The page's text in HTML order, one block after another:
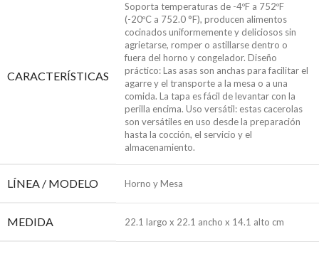
CARACTERÍSTICAS
Soporta temperaturas de -4ºF a 752ºF
(-20ºC a 752.0 °F), producen alimentos
cocinados uniformemente y deliciosos sin
agrietarse, romper o astillarse dentro o
fuera del horno y congelador. Diseño
práctico: Las asas son anchas para facilitar el
agarre y el transporte a la mesa o a una
comida. La tapa es fácil de levantar con la
perilla encima. Uso versátil: estas cacerolas
son versátiles en uso desde la preparación
hasta la cocción, el servicio y el
almacenamiento.
LÍNEA / MODELO Horno y Mesa
MEDIDA 22.1 largo x 22.1 ancho x 14.1 alto cm